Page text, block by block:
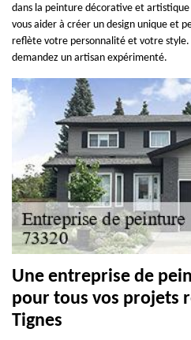
dans la peinture décorative et
vous aider à créer un design unique et
reflète votre personnalité et votre
demandez un artisan expérimenté.
Une entreprise de
pour tous vos projets
Tignes